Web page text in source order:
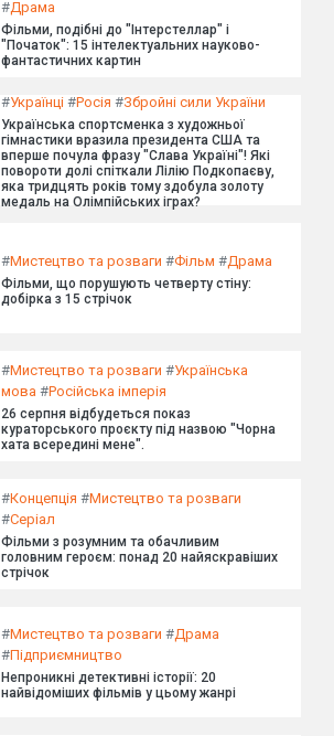
#Драма
Фільми, подібні до "Інтерстеллар" і
"Початок": 15 інтелектуальних науково-
фантастичних картин
#Українці #Росія #Збройні сили України
Українська спортсменка з художньої
гімнастики вразила президента США та
вперше почула фразу "Слава Україні"! Які
повороти долі спіткали Лілію Подкопаєву,
яка тридцять років тому здобула золоту
медаль на Олімпійських іграх?
#Мистецтво та розваги #Фільм #Драма
Фільми, що порушують четверту стіну:
добірка з 15 стрічок
#Мистецтво та розваги #Українська
мова #Російська імперія
26 серпня відбудеться показ
кураторського проєкту під назвою "Чорна
хата всередині мене".
#Концепція #Мистецтво та розваги
#Серіал
Фільми з розумним та обачливим
головним героєм: понад 20 найяскравіших
стрічок
#Мистецтво та розваги #Драма
#Підприємництво
Непроникні детективні історії: 20
найвідоміших фільмів у цьому жанрі